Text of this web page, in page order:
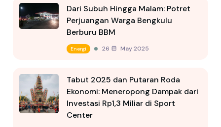
Dari Subuh Hingga Malam: Potret
Perjuangan Warga Bengkulu
Berburu BBM
Energi 26 May 2025
Tabut 2025 dan Putaran Roda
Ekonomi: Meneropong Dampak dari
Investasi Rp1,3 Miliar di Sport
Center